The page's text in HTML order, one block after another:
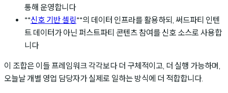
통해 운영합니다
**신호 기반 셀링**의 데이터 인프라를 활용하되, 써드파티 인텐
트 데이터가 아닌 퍼스트파티 콘텐츠 참여를 신호 소스로 사용합
니다
이 조합은 이들 프레임워크 각각보다 더 구체적이고, 더 실행 가능하며,
오늘날 개별 영업 담당자가 실제로 일하는 방식에 더 적합합니다.